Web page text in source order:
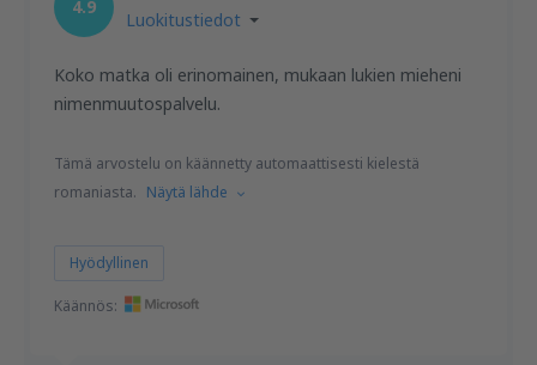
4.9
Luokitustiedot
Koko matka oli erinomainen, mukaan lukien mieheni
nimenmuutospalvelu.
Tämä arvostelu on käännetty automaattisesti kielestä
romaniasta. Näytä lähde
Hyödyllinen
Käännös: